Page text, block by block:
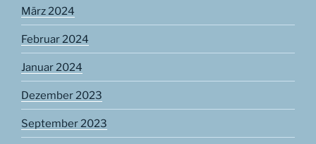
März 2024
Februar 2024
Januar 2024
Dezember 2023
September 2023